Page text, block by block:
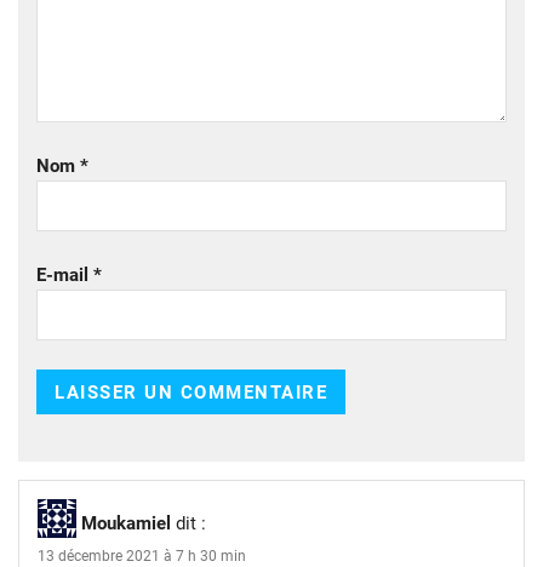
Nom *
E-mail *
Moukamiel dit :
13 décembre 2021 à 7 h 30 min